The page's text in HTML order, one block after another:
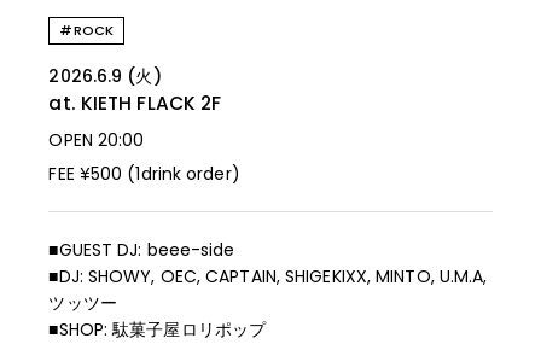
#ROCK
2026.6.9 (火)
at. KIETH FLACK 2F
OPEN 20:00
FEE ¥500 (1drink order)
■GUEST DJ: beee-side
■DJ: SHOWY, OEC, CAPTAIN, SHIGEKIXX, MINTO, U.M.A,
ツッツー
■SHOP: 駄菓子屋ロリポップ